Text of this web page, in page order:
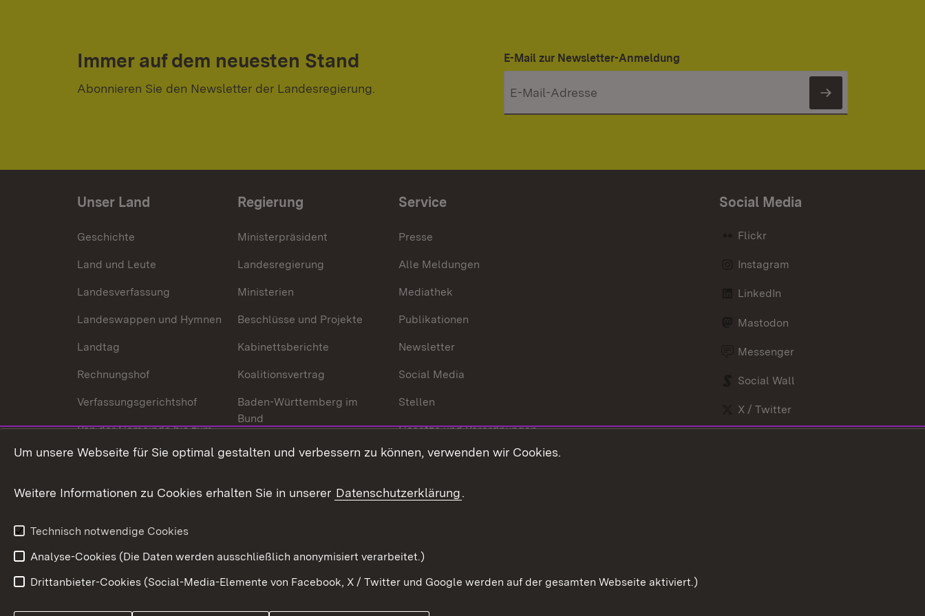
Immer auf dem neuesten Stand
Abonnieren Sie den Newsletter der Landesregierung.
E-Mail zur Newsletter-Anmeldung
Newsletter
Unser Land
Geschichte
Land und Leute
Landesverfassung
Landeswappen und Hymnen
Landtag
Rechnungshof
Verfassungsgerichtshof
Von der Gemeinde bis zum
Ministerium
Wirtschaftsstandort
Urlaubs- und Kulturland
Regierung
Ministerpräsident
Landesregierung
Ministerien
Beschlüsse und Projekte
Kabinettsberichte
Koalitionsvertrag
Baden-Württemberg im
Bund
In Europa und der Welt
Service
Presse
Alle Meldungen
Mediathek
Publikationen
Newsletter
Social Media
Stellen
Gesetze und Verordnungen
Gesetzblatt
Social Media
Flickr
Instagram
LinkedIn
Mastodon
Messenger
Social Wall
X / Twitter
Um unsere Webseite für Sie optimal gestalten und verbessern zu können, verwenden wir Cookies.
Weitere Informationen zu Cookies erhalten Sie in unserer Datenschutzerklärung.
Technisch notwendige Cookies
Analyse-Cookies (Die Daten werden ausschließlich anonymisiert verarbeitet.)
Drittanbieter-Cookies (Social-Media-Elemente von Facebook, X / Twitter und Google werden auf der gesamten Webseite aktiviert.)